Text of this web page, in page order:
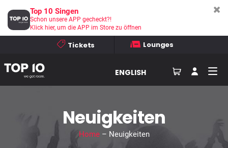
Tickets Lounges
ENGLISH
Neuigkeiten
Home– Neuigkeiten
Top 10 Singen
Schon unsere APP gecheckt?!
Klick hier, um die APP im Store zu öffnen